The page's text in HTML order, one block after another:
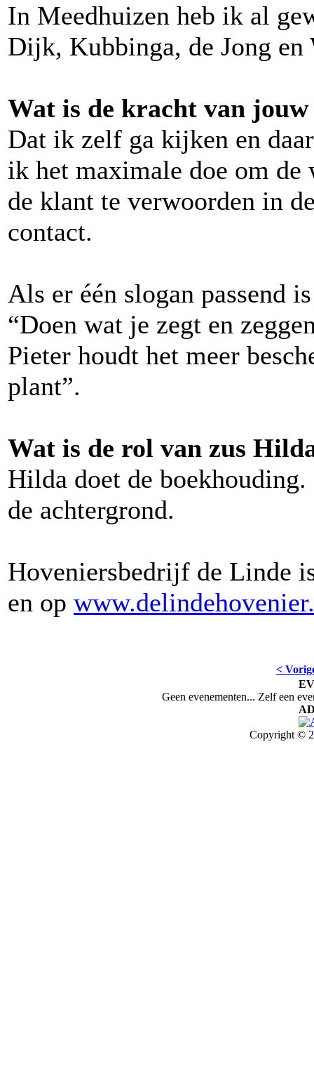
In Meedhuizen heb ik al
Dijk, Kubbinga, de Jong en
Wat is de kracht van
Dat ik zelf ga kijken en
ik het maximale doe om de
de klant te verwoorden in
contact.
Als er één slogan passend
“Doen wat je zegt en
Pieter houdt het meer
plant”.
Wat is de rol van zus
Hilda doet de
de achtergrond.
Hoveniersbedrijf de Linde
en op
<
Geen evenementen... Zelf een
Copyright ©